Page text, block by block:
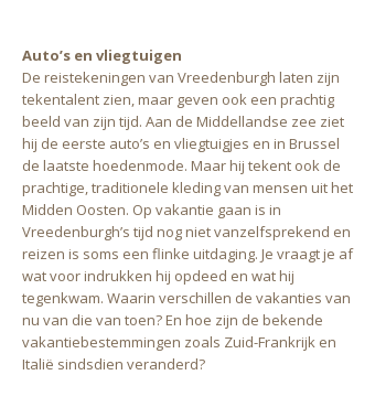
Auto’s en vliegtuigen
De reistekeningen van Vreedenburgh laten zijn
tekentalent zien, maar geven ook een prachtig
beeld van zijn tijd. Aan de Middellandse zee ziet
hij de eerste auto’s en vliegtuigjes en in Brussel
de laatste hoedenmode. Maar hij tekent ook de
prachtige, traditionele kleding van mensen uit het
Midden Oosten. Op vakantie gaan is in
Vreedenburgh’s tijd nog niet vanzelfsprekend en
reizen is soms een flinke uitdaging. Je vraagt je af
wat voor indrukken hij opdeed en wat hij
tegenkwam. Waarin verschillen de vakanties van
nu van die van toen? En hoe zijn de bekende
vakantiebestemmingen zoals Zuid-Frankrijk en
Italië sindsdien veranderd?